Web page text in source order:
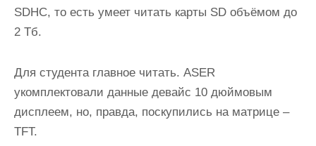
SDHC, то есть умеет читать карты SD объёмом до
2 Тб.
Для студента главное читать. ASER
укомплектовали данные девайс 10 дюймовым
дисплеем, но, правда, поскупились на матрице –
TFT.